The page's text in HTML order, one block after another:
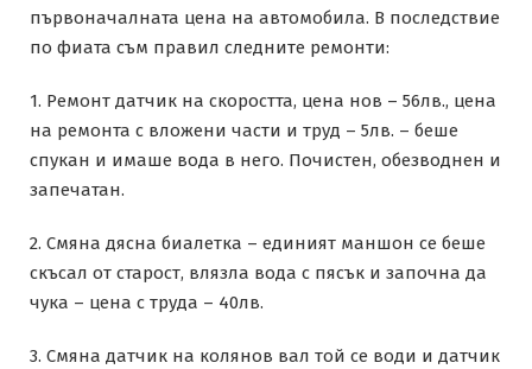
първоначалната цена на автомобила. В последствие
по фиата съм правил следните ремонти:
1. Ремонт датчик на скоростта, цена нов – 56лв., цена
на ремонта с вложени части и труд – 5лв. – беше
спукан и имаше вода в него. Почистен, обезводнен и
запечатан.
2. Смяна дясна биалетка – единият маншон се беше
скъсал от старост, влязла вода с пясък и започна да
чука – цена с труда – 40лв.
3. Смяна датчик на колянов вал той се води и датчик